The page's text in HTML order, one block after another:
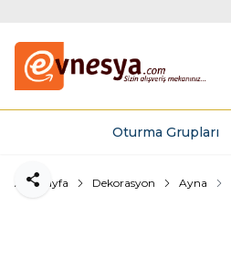
Oturma Grupları
Ana Sayfa Dekorasyon Ayna
Paylaş